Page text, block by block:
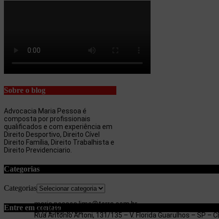
Sobre o blog
Advocacia Maria Pessoa é
composta por profissionais
qualificados e com experiência em
Direito Desportivo, Direito Cível
Direito Família, Direito Trabalhista e
Direito Previdenciario.
Categorias
Categorias
Entre em contato
Rua Antonio Artoni, 131/135 – V. Florida Guarulhos – SP –
(11) 2403-3180
(11) 97053-3654
maria.pessoa.lima@terra.com.br